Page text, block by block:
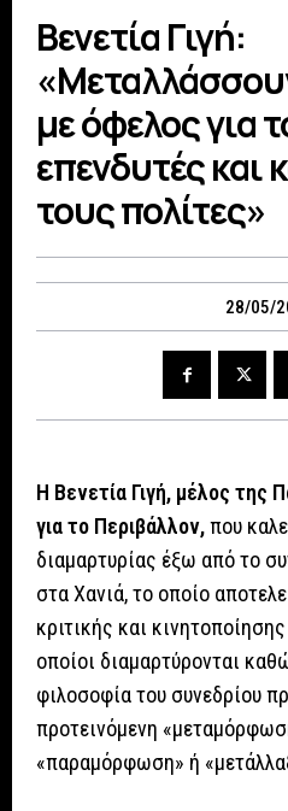
Βενετία Γιγή:
με όφελος για
επενδυτές και
τους πολίτες»
28/05/
Η Βενετία Γιγή, μέλος της
για το Περιβάλλον,που
διαμαρτυρίας έξω από το
στα Χανιά, το οποίο
κριτικής και
οποίοι διαμαρτύρονται
φιλοσοφία του συνεδρίου
προτεινόμενη
«παραμόρφωση» ή